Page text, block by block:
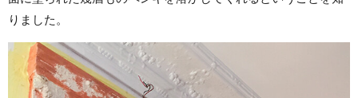
りました。